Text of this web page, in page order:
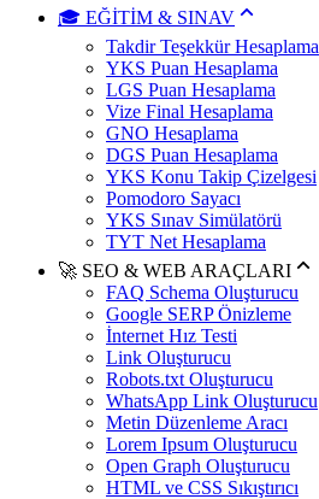
🎓 EĞİTİM & SINAV
Takdir Teşekkür Hesaplama
YKS Puan Hesaplama
LGS Puan Hesaplama
Vize Final Hesaplama
GNO Hesaplama
DGS Puan Hesaplama
YKS Konu Takip Çizelgesi
Pomodoro Sayacı
YKS Sınav Simülatörü
TYT Net Hesaplama
🚀 SEO & WEB ARAÇLARI
FAQ Schema Oluşturucu
Google SERP Önizleme
İnternet Hız Testi
Link Oluşturucu
Robots.txt Oluşturucu
WhatsApp Link Oluşturucu
Metin Düzenleme Aracı
Lorem Ipsum Oluşturucu
Open Graph Oluşturucu
HTML ve CSS Sıkıştırıcı